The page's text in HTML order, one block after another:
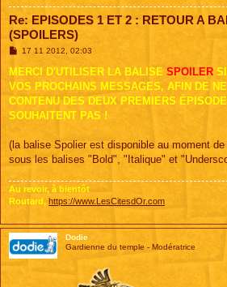
Re: EPISODES 1 ET 2 : RETOUR A
(SPOILERS)
M
s
a
g
17 11 2012, 02:03
MERCI D'UTILISER LA BALISE SPOILER
VOS PROCHAINS MESSAGES, AFIN DE
CONTENU DES DEUX PREMIERS
SOUHAITENT PAS !
(la balise Spolier est disponible au moment de
sous les balises "Bold", "Italique" et
Au revoir, à bientôt
Routard, https://www.LesCitesdOr.com
Dodie
Gardienne du temple - Modératrice